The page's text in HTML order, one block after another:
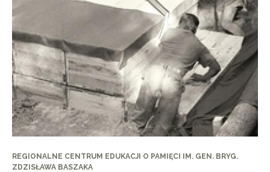
REGIONALNE CENTRUM EDUKACJI O PAMIĘCI IM. GEN. BRYG.
ZDZISŁAWA BASZAKA